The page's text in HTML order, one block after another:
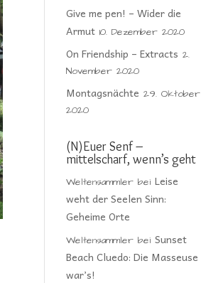
Give me pen! – Wider die
Armut 10. Dezember 2020
On Friendship – Extracts 2.
November 2020
Montagsnächte 29. Oktober
2020
(N)Euer Senf –
mittelscharf, wenn’s geht
Weltensammler beiLeise
weht der Seelen Sinn:
Geheime Orte
Weltensammler beiSunset
Beach Cluedo: Die Masseuse
war’s!